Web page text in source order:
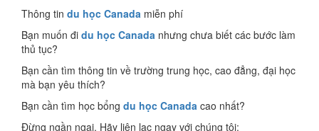
Thông tin du học Canada miễn phí
Bạn muốn đi du học Canada nhưng chưa biết các bước làm
thủ tục?
Bạn cần tìm thông tin về trường trung học, cao đẳng, đại học
mà bạn yêu thích?
Bạn cần tìm học bổng du học Canada cao nhất?
Đừng ngần ngại, Hãy liên lạc ngay với chúng tôi: